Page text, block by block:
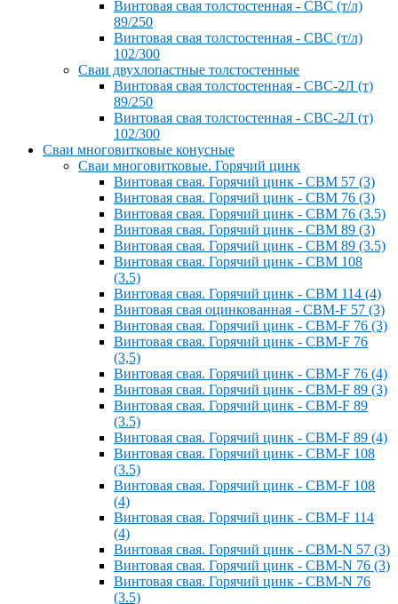
Винтовая свая толстостенная - СВС (т/л)
89/250
Винтовая свая толстостенная - СВС (т/л)
102/300
Сваи двухлопастные толстостенные
Винтовая свая толстостенная - СВС-2Л (т)
89/250
Винтовая свая толстостенная - СВС-2Л (т)
102/300
Сваи многовитковые конусные
Сваи многовитковые. Горячий цинк
Винтовая свая. Горячий цинк - СВМ 57 (3)
Винтовая свая. Горячий цинк - СВМ 76 (3)
Винтовая свая. Горячий цинк - СВМ 76 (3.5)
Винтовая свая. Горячий цинк - СВМ 89 (3)
Винтовая свая. Горячий цинк - СВМ 89 (3.5)
Винтовая свая. Горячий цинк - СВМ 108
(3.5)
Винтовая свая. Горячий цинк - СВМ 114 (4)
Винтовая свая оцинкованная - СВМ-F 57 (3)
Винтовая свая. Горячий цинк - СВМ-F 76 (3)
Винтовая свая. Горячий цинк - СВМ-F 76
(3,5)
Винтовая свая. Горячий цинк - СВМ-F 76 (4)
Винтовая свая. Горячий цинк - СВМ-F 89 (3)
Винтовая свая. Горячий цинк - СВМ-F 89
(3.5)
Винтовая свая. Горячий цинк - СВМ-F 89 (4)
Винтовая свая. Горячий цинк - СВМ-F 108
(3.5)
Винтовая свая. Горячий цинк - СВМ-F 108
(4)
Винтовая свая. Горячий цинк - СВМ-F 114
(4)
Винтовая свая. Горячий цинк - СВМ-N 57 (3)
Винтовая свая. Горячий цинк - СВМ-N 76 (3)
Винтовая свая. Горячий цинк - СВМ-N 76
(3.5)